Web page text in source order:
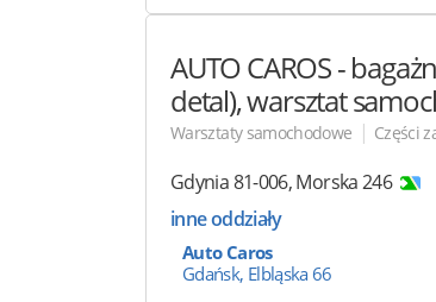
AUTO CAROS-
detal), warsztat
Warsztaty samochodowe | Części
Gdynia81-006,Morska 246
inne oddziały
Auto Caros
Gdańsk, Elbląska 66